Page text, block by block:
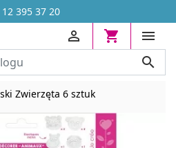
12 395 37 20
OD 13,70 ZŁ




Zwierzęta 6 sztuk